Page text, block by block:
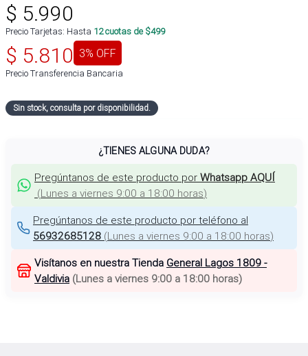
$ 5.990
Precio Tarjetas: Hasta 12cuotas de $499
$ 5.810 3% OFF
Precio Transferencia Bancaria
Sin stock, consulta por disponibilidad.
¿TIENES ALGUNA DUDA?
Pregúntanos de este producto por Whatsapp AQUÍ
(Lunes a viernes 9:00 a 18:00 horas)
Pregúntanos de este producto por teléfono al
56932685128 (Lunes a viernes 9:00 a 18:00 horas)
Visítanos en nuestra Tienda General Lagos 1809 -
Valdivia (Lunes a viernes 9:00 a 18:00 horas)